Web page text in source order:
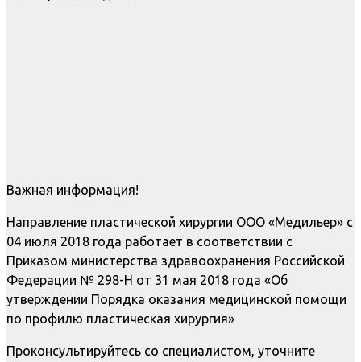
Важная информация!
Направление пластической хирургии ООО «Медильер» с
04 июля 2018 года работает в соответствии с
Приказом министерства здравоохранения Российской
Федерации № 298-Н от 31 мая 2018 года «Об
утверждении Порядка оказания медицинской помощи
по профилю пластическая хирургия»
Проконсультируйтесь со специалистом, уточните